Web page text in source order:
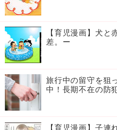
【育児漫画】犬
差。ー
旅行中の留守を狙
中！長期不在の防
【育児漫画】子